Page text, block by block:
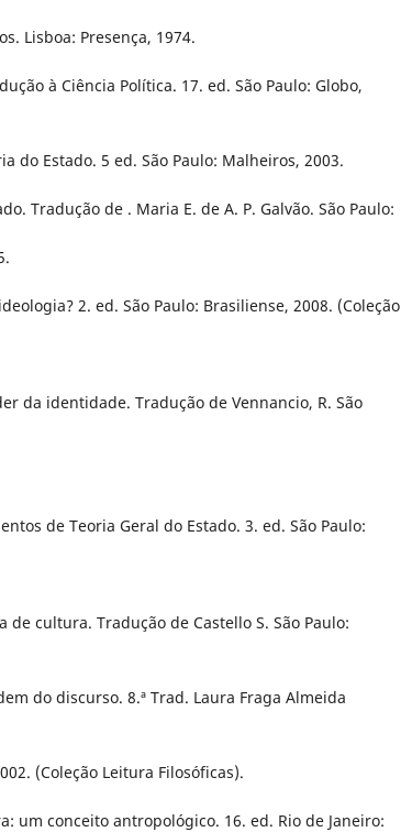
Lisboa: Presença, 1974.
à Ciência Política. 17. ed. São Paulo: Globo,
do Estado. 5 ed. São Paulo: Malheiros, 2003.
Tradução de . Maria E. de A. P. Galvão. São Paulo:
2. ed. São Paulo: Brasiliense, 2008. (Coleção
da identidade. Tradução de Vennancio, R. São
de Teoria Geral do Estado. 3. ed. São Paulo:
de cultura. Tradução de Castello S. São Paulo:
do discurso. 8.ª Trad. Laura Fraga Almeida
(Coleção Leitura Filosóficas).
um conceito antropológico. 16. ed. Rio de Janeiro: